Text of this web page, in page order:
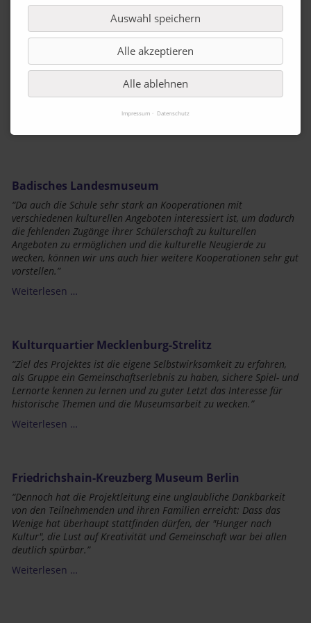
Kinder und Jugendliche zwischen 7 und 11 Jahren
Weitere Informationen und Kontakt:
Stadtmuseum Tübingen,www.tuebingen.de/stadtmuseum
Zurück
Badisches Landesmuseum
“Da auch die Schule sehr stark an Kooperationen mit
verschiedenen kulturellen Angeboten interessiert ist, um dadurch
die fehlenden Zugänge ihrer Schülerschaft zu kulturellen
Angeboten zu ermöglichen und die kulturelle Neugierde zu
wecken, können wir uns auch hier weitere Kooperationen sehr gut
vorstellen.”
Weiterlesen …
Kulturquartier Mecklenburg-Strelitz
“Ziel des Projektes ist die eigene Selbstwirksamkeit zu erfahren,
als Gruppe ein Gemeinschaftserlebnis zu haben, sichere Spiel- und
Lernorte kennen zu lernen und zu guter Letzt das Interesse für
historische Themen und die Museumsarbeit zu wecken.”
Weiterlesen …
Friedrichshain-Kreuzberg Museum Berlin
“Dennoch hat die Projektleitung eine unglaubliche Dankbarkeit
von den Teilnehmenden und ihren Familien erreicht: Dass das
Wenige hat überhaupt stattfinden dürfen, der "Hunger nach
Kultur", die Lust auf Kreativität und Gemeinschaft war bei allen
deutlich spürbar.”
Weiterlesen …
Auswahl speichern
Alle akzeptieren
Alle ablehnen
Impressum Datenschutz